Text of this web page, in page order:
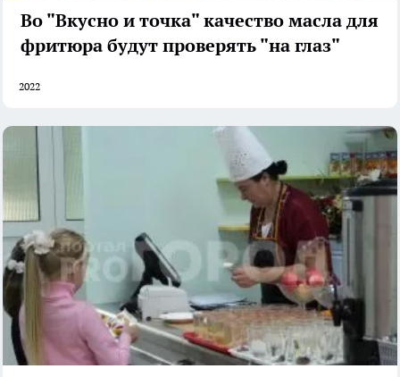
Во "Вкусно и точка" качество масла для
фритюра будут проверять "на глаз"
2022